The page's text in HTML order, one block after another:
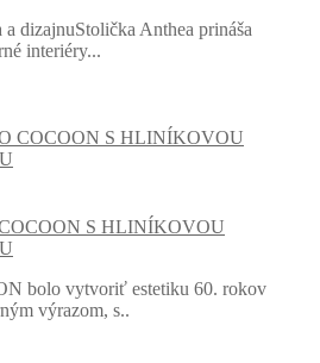
dizajnuStolička Anthea prináša
interiéry...
S HLINÍKOVOU
bolo vytvoriť estetiku 60. rokov
výrazom, s..